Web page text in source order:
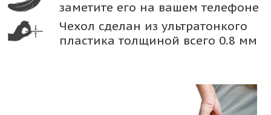
заметите его на вашем телефоне
Чехол сделан из ультратонкого
пластика толщиной всего 0.8 мм